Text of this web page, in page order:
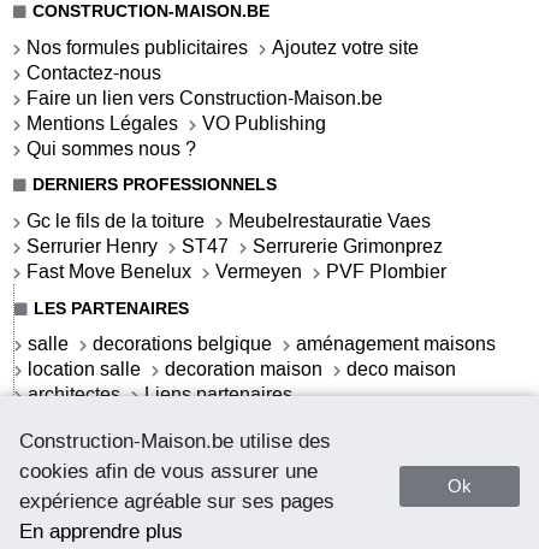
Construction-Maison.be utilise des
cookies afin de vous assurer une
expérience agréable sur ses pages
En apprendre plus
Ok
CONSTRUCTION-MAISON.BE
Nos formules publicitaires
Ajoutez votre site
Contactez-nous
Faire un lien vers Construction-Maison.be
Mentions Légales
VO Publishing
Qui sommes nous ?
DERNIERS PROFESSIONNELS
Gc le fils de la toiture
Meubelrestauratie Vaes
Serrurier Henry
ST47
Serrurerie Grimonprez
Fast Move Benelux
Vermeyen PVF Plombier
LES PARTENAIRES
salle decorations belgique
aménagement maisons
location salle
decoration maison
deco maison
architectes
Liens partenaires
LES ACTUALITÉS
S'offrir une salle de bains contemporaine
La salle de bains contemporaine
La salle de bains cottage
Webdeco.be - deco addicted
Comment débloquer un coffre-fort sans clé